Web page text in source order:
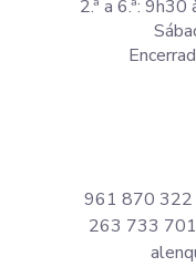
2.ª a 6.ª:
961 870 322
263 733 701